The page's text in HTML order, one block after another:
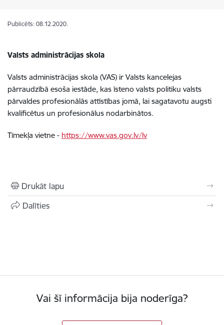
Publicēts: 08.12.2020.
Valsts administrācijas skola
Valsts administrācijas skola (VAS) ir Valsts kancelejas
pārraudzībā esoša iestāde, kas īsteno valsts politiku valsts
pārvaldes profesionālās attīstības jomā, lai sagatavotu augsti
kvalificētus un profesionālus nodarbinātos.
Tīmekļa vietne - https://www.vas.gov.lv/lv
Drukāt lapu
Dalīties
Vai šī informācija bija noderīga?